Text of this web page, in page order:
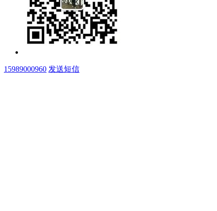
15989000960 发送短信